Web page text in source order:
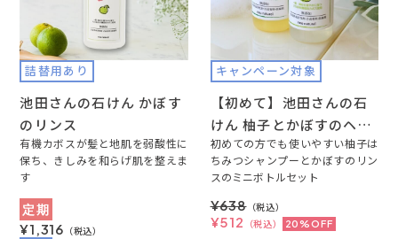
詰替用あり
池田さんの石けん かぼす
のリンス
有機カボスが髪と地肌を弱酸性に
保ち、きしみを和らげ肌を整えま
す
定期
¥1,316 （税込）
キャンペーン対象
【初めて】池田さんの石
けん 柚子とかぼすのヘア
ケアセット(トライアル)
（お試し価格税込512
初めての方でも使いやすい柚子は
ちみつシャンプーとかぼすのリン
スのミニボトルセット
¥638（税込）
¥512 （税込） 20%OFF